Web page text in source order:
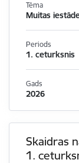
Tēma
Muitas
Periods
1. ceturksnis
Gads
2026
Skaidras
1.